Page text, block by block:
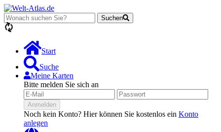
Suchen
Start
Suche
Meine Karten
Bitte melden Sie sich an
Anmelden
Noch kein Konto? Hier können Sie kostenlos ein Konto
anlegen